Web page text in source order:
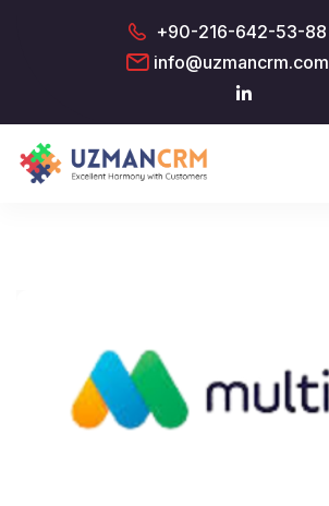
+90-216-642-53-88
info@uzmancrm.com